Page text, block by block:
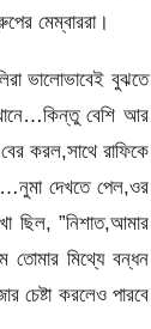
মেম্বাররা।
ভালোভাবেই বুঝতে
বেশি আর
করল,সাথে রাফিকে
দেখতে পেল,ওর
ছিল, ”নিশাত,আমার
মিথ্যে বন্ধন
করলেও পারবে